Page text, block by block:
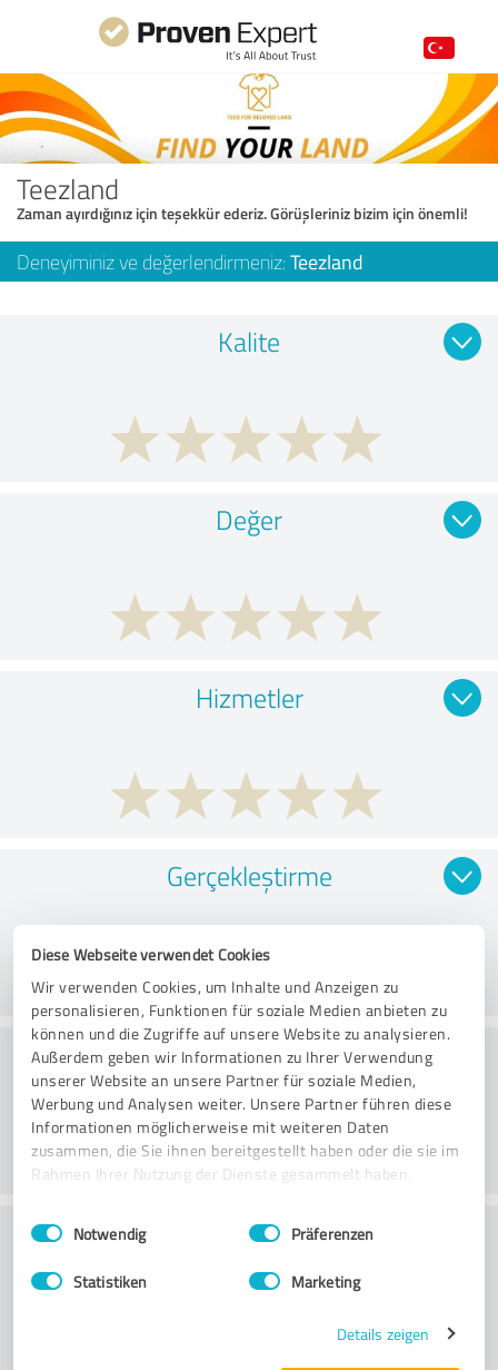
Diese Webseite verwendet Cookies
Wir verwenden Cookies, um Inhalte und Anzeigen zu
personalisieren, Funktionen für soziale Medien anbieten zu
können und die Zugriffe auf unsere Website zu analysieren.
Außerdem geben wir Informationen zu Ihrer Verwendung
unserer Website an unsere Partner für soziale Medien,
Werbung und Analysen weiter. Unsere Partner führen diese
Informationen möglicherweise mit weiteren Daten
zusammen, die Sie ihnen bereitgestellt haben oder die sie im
Rahmen Ihrer Nutzung der Dienste gesammelt haben.
Impressum Datenschutzbestimmungen
Einwilligungsauswahl
Notwendig Präferenzen
Statistiken Marketing
Details zeigen
Teezland
Zaman ayırdığınız için teşekkür ederiz. Görüşleriniz bizim için önemli!
Deneyiminiz ve değerlendirmeniz: Teezland
Kalite
Değer
Hizmetler
Gerçekleştirme
Danışmanlık
Müşteri Hizmetleri